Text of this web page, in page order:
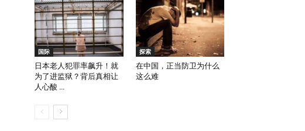
国际
日本老人犯罪率飙升！就
为了进监狱？背后真相让
人心酸 …
探索
在中国，正当防卫为什么
这么难